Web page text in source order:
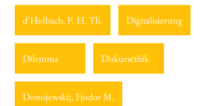
d’Holbach, P. H. Th. Digitalisierung
Dilemma Diskursethik
Dostojewskij, Fjodor M.